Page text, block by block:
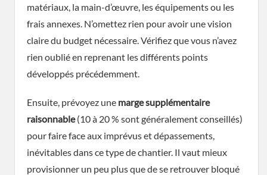
matériaux, la main-d’œuvre, les équipements ou les
frais annexes. N’omettez rien pour avoir une vision
claire du budget nécessaire. Vérifiez que vous n’avez
rien oublié en reprenant les différents points
développés précédemment.
Ensuite, prévoyez une marge supplémentaire
raisonnable(10 à 20 % sont généralement conseillés)
pour faire face aux imprévus et dépassements,
inévitables dans ce type de chantier. Il vaut mieux
provisionner un peu plus que de se retrouver bloqué